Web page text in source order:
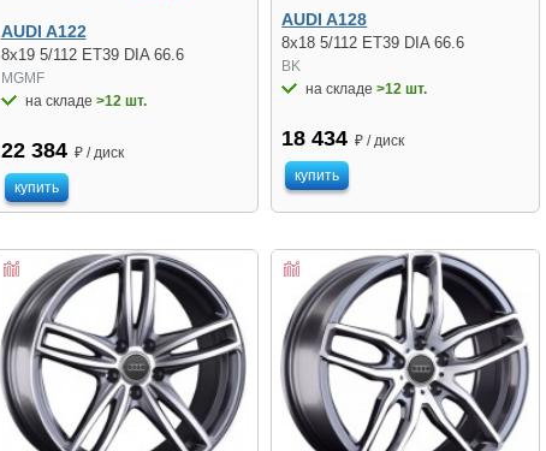
AUDI A122
8x19 5/112 ET39 DIA 66.6
MGMF
на складе >12 шт.
22 384 ₽ / диск
купить
AUDI A128
8x18 5/112 ET39 DIA 66.6
BK
на складе>12 шт.
18 434 ₽ / диск
купить